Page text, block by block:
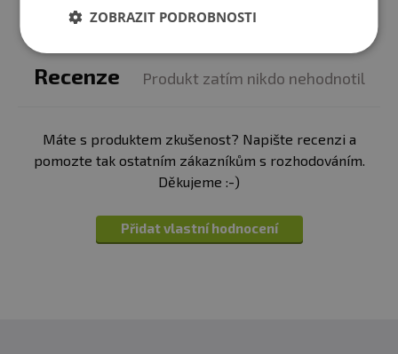
Minimální trvanlivost:viz obal
Složení:100% Kurkuma (Curcuma longa)
Recenze Produkt zatím nikdo nehodnotil
Máte s produktem zkušenost? Napište recenzi a
pomozte tak ostatním zákazníkům s rozhodováním.
Děkujeme :-)
Přidat vlastní hodnocení
ZOBRAZIT PODROBNOSTI